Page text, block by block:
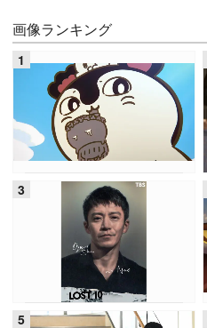
画像ランキング